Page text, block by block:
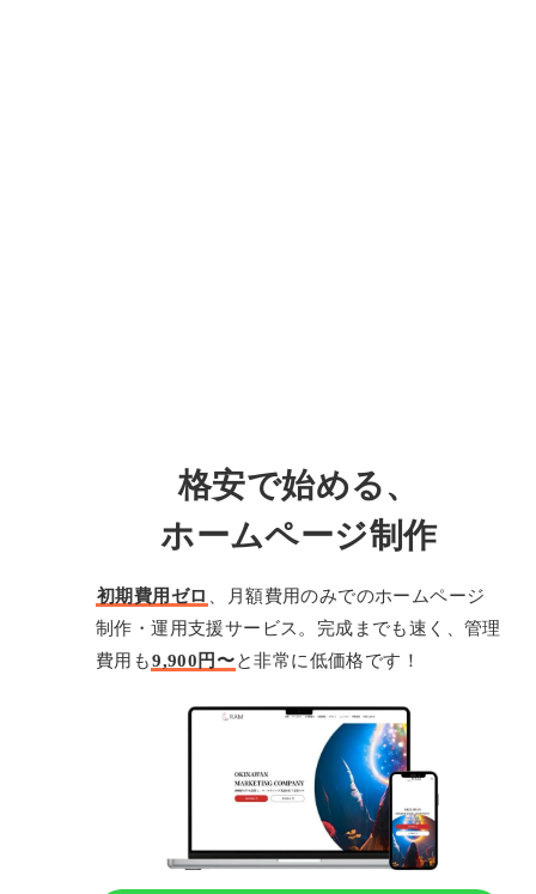
格安で始める、
ホームページ制作
初期費用ゼロ 、月額費用のみでのホームページ
制作・運用支援サービス。完成までも速く、管理
費用も9,900円〜と非常に低価格です！